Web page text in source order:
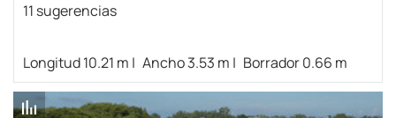
11 sugerencias
Longitud 10.21 m Ancho 3.53 m Borrador 0.66 m